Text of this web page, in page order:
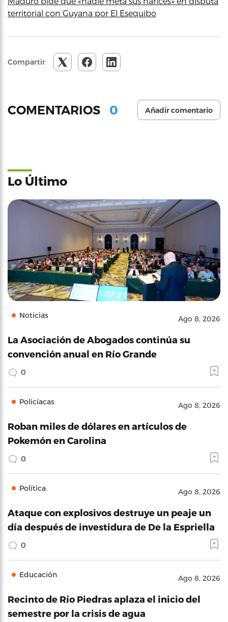
territorial con Guyana por El Esequibo
Compartir
COMENTARIOS 0 Añadir comentario
Lo Último
Noticias Ago 8, 2026
La Asociación de Abogados continúa su
convención anual en Río Grande
0
Policíacas Ago 8, 2026
Roban miles de dólares en artículos de
Pokemón en Carolina
0
Política Ago 8, 2026
Ataque con explosivos destruye un peaje un
día después de investidura de De la Espriella
0
Educación Ago 8, 2026
Recinto de Río Piedras aplaza el inicio del
semestre por la crisis de agua